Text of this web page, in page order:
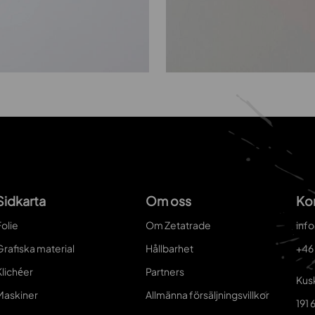
material
Om oss
Om Zetatrade
Hållbarhet
Partners
Allmänna försäljningsvillkor
191